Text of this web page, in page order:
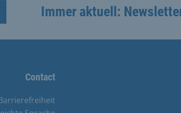
Immer aktuell:
Contact